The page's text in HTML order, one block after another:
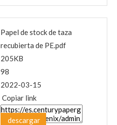
Papel de stock de taza
recubierta de PE.pdf
205KB
98
2022-03-15
Copiar link
descargar